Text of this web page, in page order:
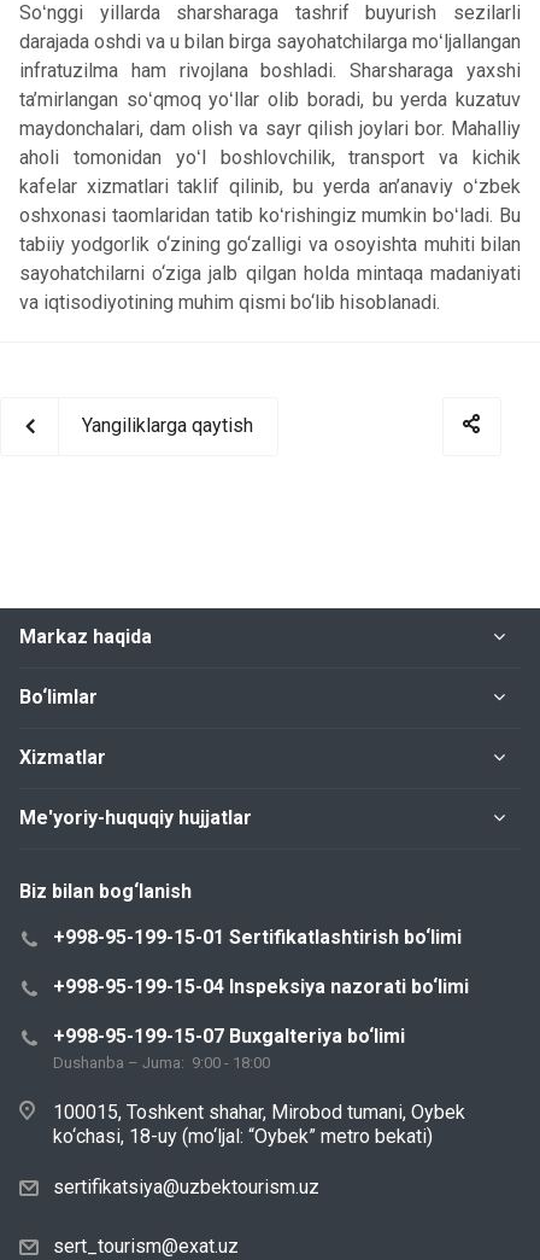
Soʻnggi yillarda sharsharaga tashrif buyurish sezilarli
darajada oshdi va u bilan birga sayohatchilarga moʻljallangan
infratuzilma ham rivojlana boshladi. Sharsharaga yaxshi
ta’mirlangan soʻqmoq yoʻllar olib boradi, bu yerda kuzatuv
maydonchalari, dam olish va sayr qilish joylari bor. Mahalliy
aholi tomonidan yoʻl boshlovchilik, transport va kichik
kafelar xizmatlari taklif qilinib, bu yerda an’anaviy oʻzbek
oshxonasi taomlaridan tatib koʻrishingiz mumkin boʻladi. Bu
tabiiy yodgorlik o‘zining go‘zalligi va osoyishta muhiti bilan
sayohatchilarni o‘ziga jalb qilgan holda mintaqa madaniyati
va iqtisodiyotining muhim qismi bo‘lib hisoblanadi.
Yangiliklarga qaytish
Markaz haqida
Bo‘limlar
Xizmatlar
Me'yoriy-huquqiy hujjatlar
Biz bilan bog‘lanish
+998-95-199-15-01 Sertifikatlashtirish bo‘limi
+998-95-199-15-04 Inspeksiya nazorati bo‘limi
+998-95-199-15-07 Buxgalteriya bo‘limi
Dushanba – Juma: 9:00 - 18:00
100015, Toshkent shahar, Mirobod tumani, Oybek
ko‘chasi, 18-uy (mo‘ljal: “Oybek” metro bekati)
sertifikatsiya@uzbektourism.uz
sert_tourism@exat.uz